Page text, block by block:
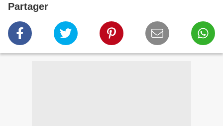
Partager